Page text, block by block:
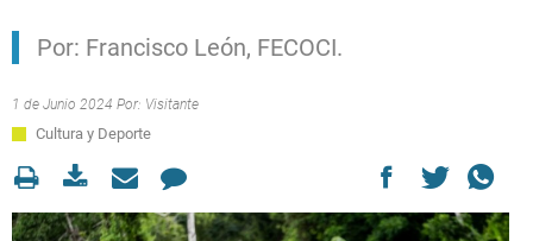
Por: Francisco León, FECOCI.
1 de Junio 2024 Por: Visitante
Cultura y Deporte